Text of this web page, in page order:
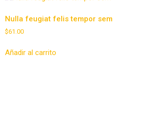
Nulla feugiat felis tempor sem
$61.00
Añadir al carrito